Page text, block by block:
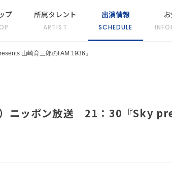
プ 所属タレント
ARTIST
出演情報
SCHEDULE
山崎育三郎のI AM 1936』
ニッポン放送 21：30『Sky